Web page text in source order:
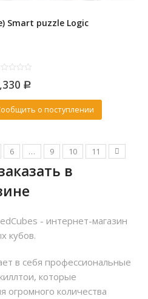
Smart puzzle Logic
Р
о поступлении
6 … 9 10 11
в
- интернет-магазин
кубов.
в себя профессиональные
которые
огромного количества